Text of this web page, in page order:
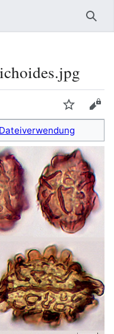
Dateiverwendung